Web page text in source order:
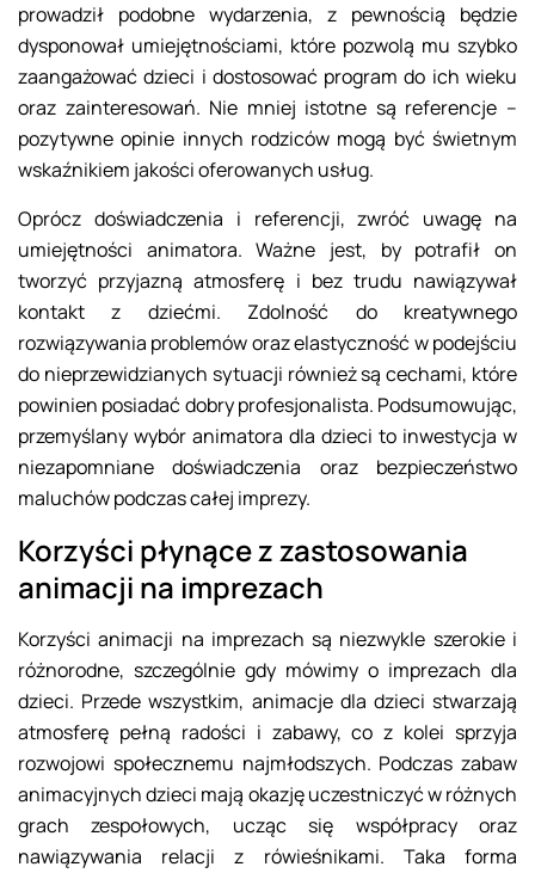
prowadził podobne wydarzenia, z pewnością będzie
dysponował umiejętnościami, które pozwolą mu szybko
zaangażować dzieci i dostosować program do ich wieku
oraz zainteresowań. Nie mniej istotne są referencje –
pozytywne opinie innych rodziców mogą być świetnym
wskaźnikiem jakości oferowanych usług.
Oprócz doświadczenia i referencji, zwróć uwagę na
umiejętności animatora. Ważne jest, by potrafił on
tworzyć przyjazną atmosferę i bez trudu nawiązywał
kontakt z dziećmi. Zdolność do kreatywnego
rozwiązywania problemów oraz elastyczność w podejściu
do nieprzewidzianych sytuacji również są cechami, które
powinien posiadać dobry profesjonalista. Podsumowując,
przemyślany wybór animatora dla dzieci to inwestycja w
niezapomniane doświadczenia oraz bezpieczeństwo
maluchów podczas całej imprezy.
Korzyści płynące z zastosowania
animacji na imprezach
Korzyści animacji na imprezach są niezwykle szerokie i
różnorodne, szczególnie gdy mówimy o imprezach dla
dzieci. Przede wszystkim, animacje dla dzieci stwarzają
atmosferę pełną radości i zabawy, co z kolei sprzyja
rozwojowi społecznemu najmłodszych. Podczas zabaw
animacyjnych dzieci mają okazję uczestniczyć w różnych
grach zespołowych, ucząc się współpracy oraz
nawiązywania relacji z rówieśnikami. Taka forma